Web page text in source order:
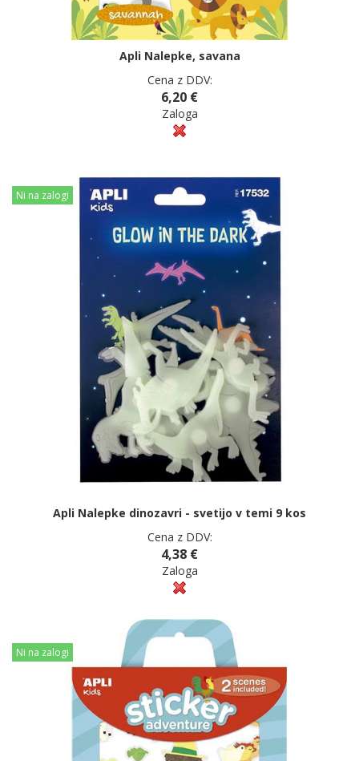
Apli Nalepke, savana
Cena z DDV:
6,20 €
Zaloga
Ni na zalogi
Apli Nalepke dinozavri - svetijo v temi 9 kos
Cena z DDV:
4,38 €
Zaloga
Ni na zalogi